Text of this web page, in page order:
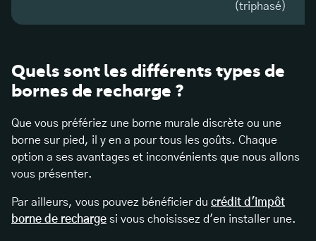
(triphasé)
Quels sont les différents types de
bornes de recharge ?
Que vous préfériez une borne murale discrète ou une
borne sur pied, il y en a pour tous les goûts. Chaque
option a ses avantages et inconvénients que nous allons
vous présenter.
Par ailleurs, vous pouvez bénéficier du crédit d'impôt
borne de recharge si vous choisissez d'en installer une.